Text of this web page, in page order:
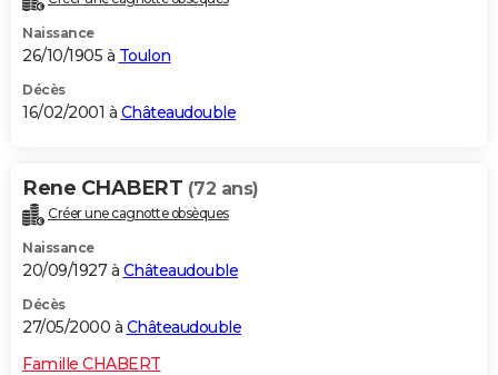
Naissance
26/10/1905 à Toulon
Décès
16/02/2001 à Châteaudouble
Rene CHABERT (72 ans)
Créer une cagnotte obsèques
Naissance
20/09/1927 à Châteaudouble
Décès
27/05/2000 à Châteaudouble
Famille CHABERT